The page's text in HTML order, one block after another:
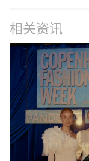
相关资讯